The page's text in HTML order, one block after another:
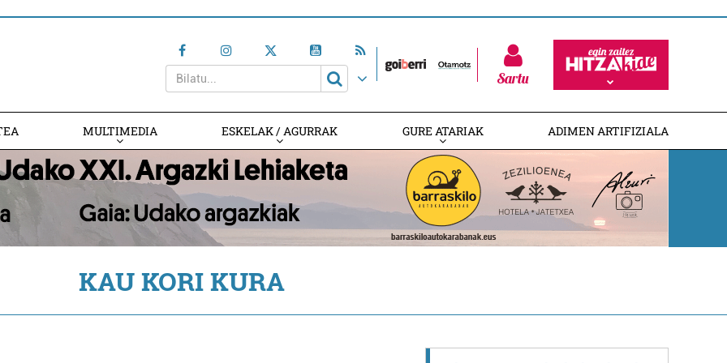
Sartu
MULTIMEDIA ESKELAK / AGURRAK GURE ATARIAK ADIMEN ARTIFIZIALA
KAU KORI KURA